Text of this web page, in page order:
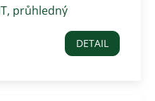
průhledný
DETAIL